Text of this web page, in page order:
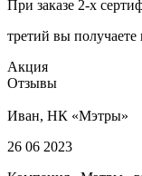
При заказе 2-х
третий вы получаете
Акция
Отзывы
Иван, НК «Мэтры»
26 06 2023